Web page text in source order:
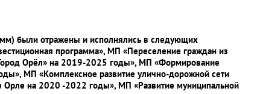
были отражены и исполнялись в следующих
программа», МП «Переселение граждан из
Орёл» на 2019-2025 годы», МП «Формирование
МП «Комплексное развитие улично-дорожной сети
Орле на 2020 -2022 годы», МП «Развитие муниципальной